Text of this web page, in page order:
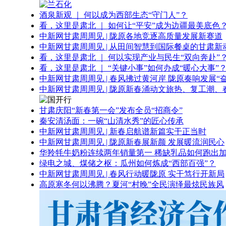
酒泉新观 ｜ 何以成为西部生态“守门人”？
看，这里是肃北 ｜ 如何让“平安”成为边疆最美底色
中新网甘肃周周见 | 陇原各地竞逐高质量发展新赛道
中新网甘肃周周见 | 从田间智慧到国际餐桌的甘肃新
看，这里是肃北 ｜ 何以实现产业与民生“双向奔赴”
看，这里是肃北 ｜ “关键小事”如何办成“暖心大事”
中新网甘肃周周见 | 春风拂过黄河岸 陇原奏响发展“
中新网甘肃周周见 | 陇原新春涌动文旅热、复工潮、
甘肃庆阳“新春第一会”发布全员“招商令”
秦安清汤面：一碗“山清水秀”的匠心传承
中新网甘肃周周见 | 新春启航谱新篇实干正当时
中新网甘肃周周见 | 陇原新春展新颜 发展暖流润民心
华羚牦牛奶粉连续两年销量第一 稀缺乳品如何跑出
绿电之城、煤储之枢：瓜州如何炼成“西部百强”？
中新网甘肃周周见 | 春风行动暖陇原 实干笃行开新局
高原寒冬何以沸腾？夏河“村晚”全民演绎最炫民族风